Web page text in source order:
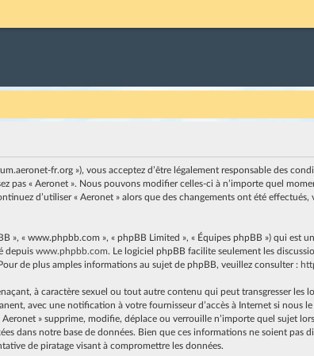
fr.org »), vous acceptez d’être légalement responsable des
pas « Aeronet ». Nous pouvons modifier celles-ci à n’importe quel
d’utiliser « Aeronet » alors que des changements ont été effectués,
», « www.phpbb.com », « phpBB Limited », « Équipes phpBB ») qui est
depuis www.phpbb.com. Le logiciel phpBB facilite seulement les
de plus amples informations au sujet de phpBB, veuillez consulter :
à caractère sexuel ou tout autre contenu qui peut transgresser les
avec une notification à votre fournisseur d’accès à Internet si nous le
» supprime, modifie, déplace ou verrouille n’importe quel sujet
dans notre base de données. Bien que ces informations ne soient pas
de piratage visant à compromettre les données.